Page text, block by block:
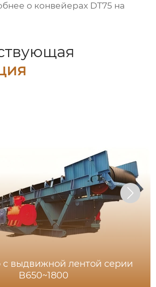
о конвейерах DT75 на
с выдвижной лентой серии
B650~1800